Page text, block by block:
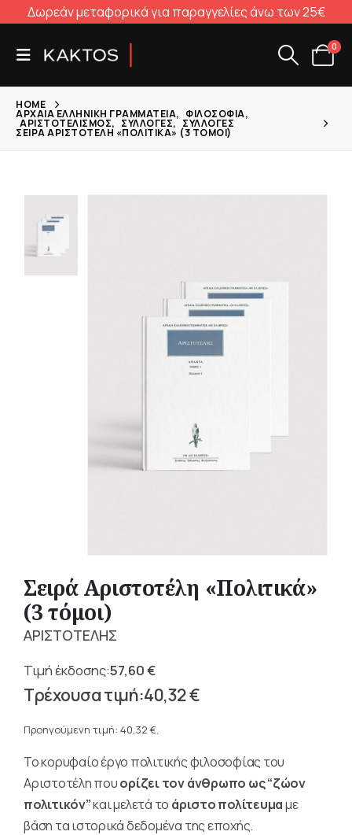
Δωρεάν μεταφορικά για παραγγελίες άνω των 25€
0
HOME
ΑΡΧΑΊΑ ΕΛΛΗΝΙΚΉ ΓΡΑΜΜΑΤΕΊΑ, ΦΙΛΟΣΟΦΊΑ,
ΑΡΙΣΤΟΤΕΛΙΣΜΌΣ, ΣΥΛΛΟΓΈΣ, ΣΥΛΛΟΓΈΣ
ΣΕΙΡΆ ΑΡΙΣΤΟΤΈΛΗ «ΠΟΛΙΤΙΚΆ» (3 ΤΌΜΟΙ)
Σειρά Αριστοτέλη «Πολιτικά»
(3 τόμοι)
ΑΡΙΣΤΟΤΕΛΗΣ
57,60€
Original
price
57,60 €.
40,32€
τρέχουσα
είναι:
40,32 €.
Προηγούμενη τιμή: 40,32 €.
Το κορυφαίο έργο πολιτικής φιλοσοφίας του
Αριστοτέλη πουορίζει τον άνθρωπο ως “ζώον
πολιτικόν”και μελετά το άριστο πολίτευμαμε
βάση τα ιστορικά δεδομένα της εποχής.